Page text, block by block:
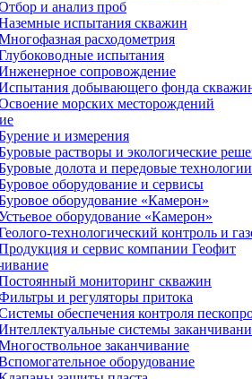
и анализ проб
испытания скважин
расходометрия
испытания
сопровождение
добывающего фонда
морских месторождений
и измерения
растворы и экологические
долота и передовые технологии
оборудование и сервисы
оборудование «Камерон»
оборудование «Камерон»
технологический контроль и
и сервис компании Геофит
мониторинг скважин
и регуляторы притока
обеспечения контроля
системы
заканчивание
оборудование